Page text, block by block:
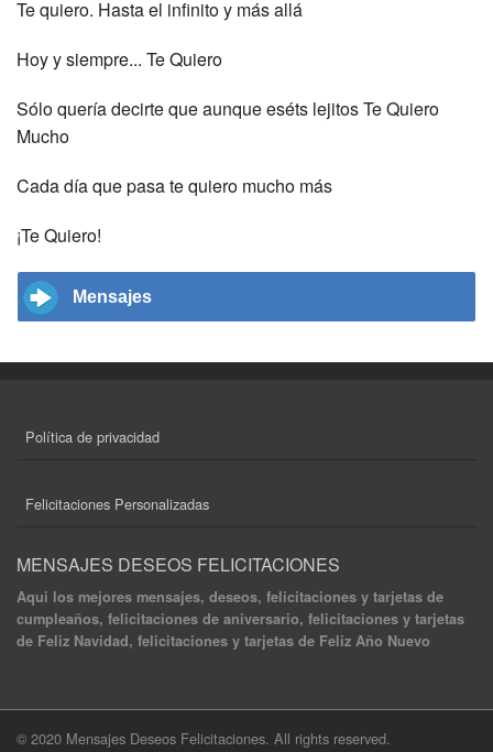
Te quiero. Hasta el infinito y más allá
Hoy y siempre... Te Quiero
Sólo quería decirte que aunque eséts lejitos Te Quiero
Mucho
Cada día que pasa te quiero mucho más
¡Te Quiero!
Mensajes
Política de privacidad
Felicitaciones Personalizadas
MENSAJES DESEOS FELICITACIONES
Aqui los mejores mensajes, deseos, felicitaciones y tarjetas de
cumpleaños, felicitaciones de aniversario, felicitaciones y tarjetas
de Feliz Navidad, felicitaciones y tarjetas de Feliz Año Nuevo
© 2020 Mensajes Deseos Felicitaciones. All rights reserved.